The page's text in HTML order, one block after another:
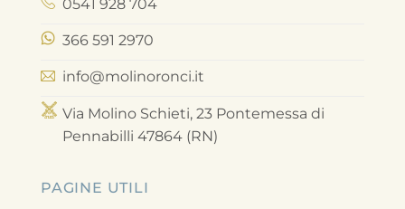
0541 928 704
366 591 2970
info@molinoronci.it
Via Molino Schieti, 23 Pontemessa di
Pennabilli 47864 (RN)
PAGINE UTILI